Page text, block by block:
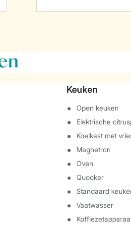
Keuken
Open keuken
Elektrische
Koelkast met
Magnetron
Oven
Quooker
Standaard
Vaatwasser